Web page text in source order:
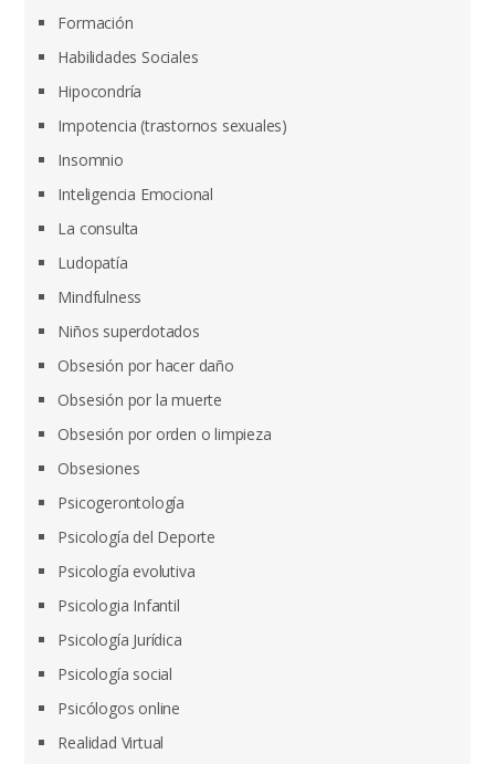
Formación
Habilidades Sociales
Hipocondría
Impotencia (trastornos sexuales)
Insomnio
Inteligencia Emocional
La consulta
Ludopatía
Mindfulness
Niños superdotados
Obsesión por hacer daño
Obsesión por la muerte
Obsesión por orden o limpieza
Obsesiones
Psicogerontología
Psicología del Deporte
Psicología evolutiva
Psicologia Infantil
Psicología Jurídica
Psicología social
Psicólogos online
Realidad Virtual